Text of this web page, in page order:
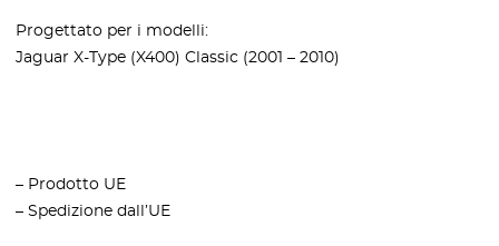
Progettato per i modelli:
Jaguar X-Type (X400) Classic (2001 – 2010)
– Prodotto UE
– Spedizione dall’UE